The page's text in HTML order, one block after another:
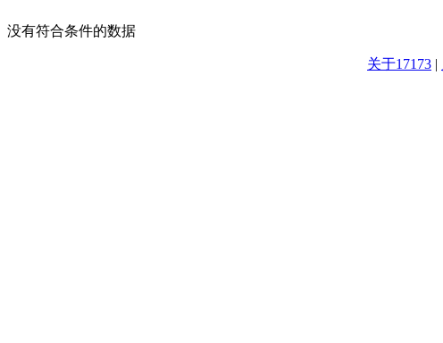
没有符合条件的数据
关于17173 |